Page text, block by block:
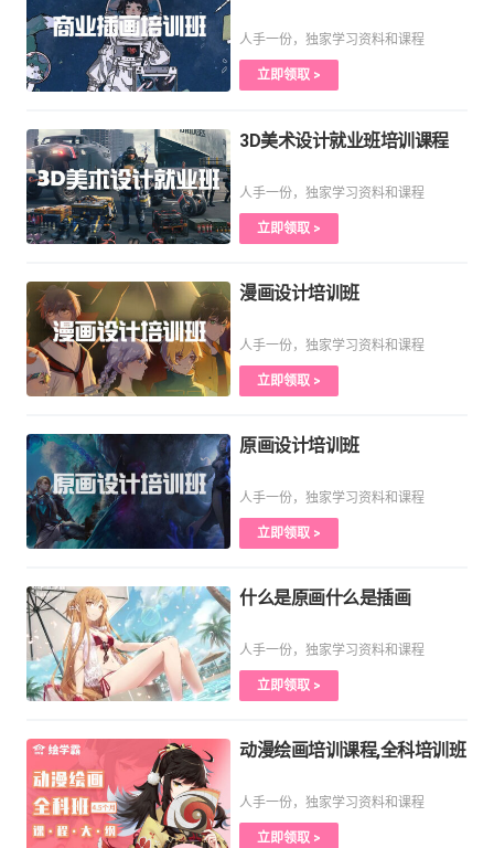
人手一份，独家学习资料和课程
立即领取 >
3D美术设计就业班培训课程
人手一份，独家学习资料和课程
立即领取 >
漫画设计培训班
人手一份，独家学习资料和课程
立即领取 >
原画设计培训班
人手一份，独家学习资料和课程
立即领取 >
什么是原画什么是插画
人手一份，独家学习资料和课程
立即领取 >
动漫绘画培训课程,全科培训班
人手一份，独家学习资料和课程
立即领取 >